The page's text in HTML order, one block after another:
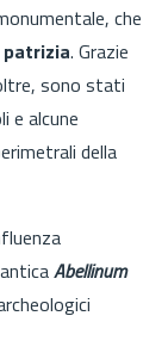
che
. Grazie
sono stati
e alcune
della
Abellinum